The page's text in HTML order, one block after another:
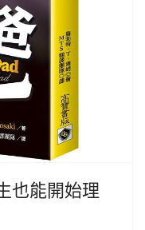
也能開始理